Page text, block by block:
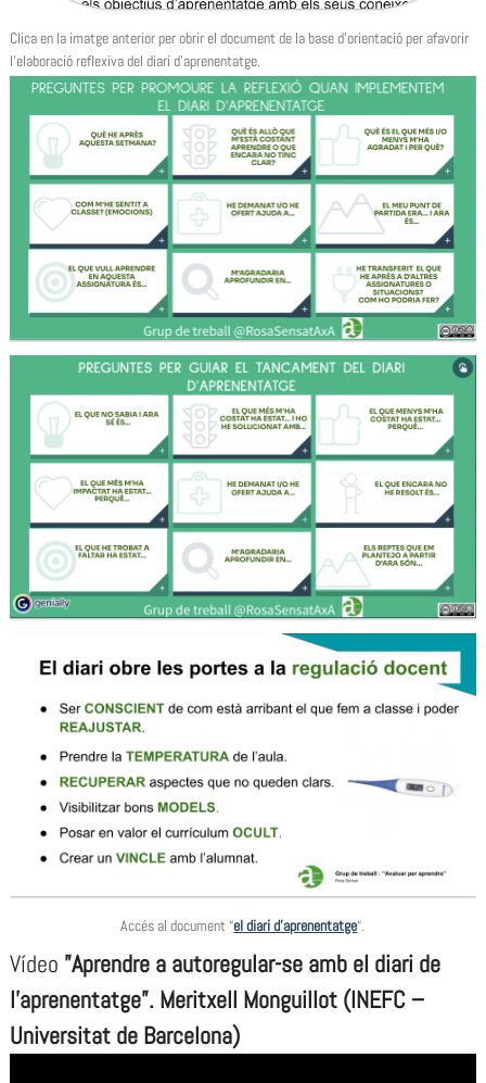
Clica en la imatge anterior per obrir el document de la base d’orientació per afavorir
l’elaboració reflexiva del diari d’aprenentatge.
Accés al document “el diari d’aprenentatge“.
Vídeo ”Aprendre a autoregular-se amb el diari de
l’aprenentatge”. Meritxell Monguillot (INEFC –
Universitat de Barcelona)